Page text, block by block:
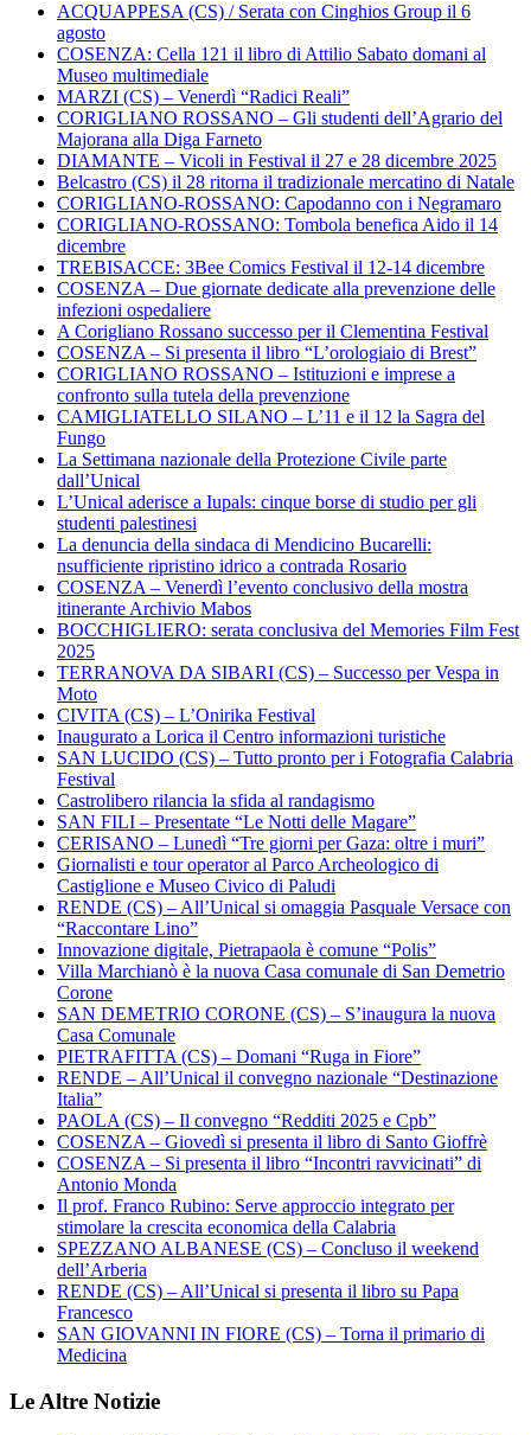
ACQUAPPESA (CS) / Serata con Cinghios Group il 6
agosto
COSENZA: Cella 121 il libro di Attilio Sabato domani al
Museo multimediale
MARZI (CS) – Venerdì “Radici Reali”
CORIGLIANO ROSSANO – Gli studenti dell’Agrario del
Majorana alla Diga Farneto
DIAMANTE – Vicoli in Festival il 27 e 28 dicembre 2025
Belcastro (CS) il 28 ritorna il tradizionale mercatino di Natale
CORIGLIANO-ROSSANO: Capodanno con i Negramaro
CORIGLIANO-ROSSANO: Tombola benefica Aido il 14
dicembre
TREBISACCE: 3Bee Comics Festival il 12-14 dicembre
COSENZA – Due giornate dedicate alla prevenzione delle
infezioni ospedaliere
A Corigliano Rossano successo per il Clementina Festival
COSENZA – Si presenta il libro “L’orologiaio di Brest”
CORIGLIANO ROSSANO – Istituzioni e imprese a
confronto sulla tutela della prevenzione
CAMIGLIATELLO SILANO – L’11 e il 12 la Sagra del
Fungo
La Settimana nazionale della Protezione Civile parte
dall’Unical
L’Unical aderisce a Iupals: cinque borse di studio per gli
studenti palestinesi
La denuncia della sindaca di Mendicino Bucarelli:
nsufficiente ripristino idrico a contrada Rosario
COSENZA – Venerdì l’evento conclusivo della mostra
itinerante Archivio Mabos
BOCCHIGLIERO: serata conclusiva del Memories Film Fest
2025
TERRANOVA DA SIBARI (CS) – Successo per Vespa in
Moto
CIVITA (CS) – L’Onirika Festival
Inaugurato a Lorica il Centro informazioni turistiche
SAN LUCIDO (CS) – Tutto pronto per i Fotografia Calabria
Festival
Castrolibero rilancia la sfida al randagismo
SAN FILI – Presentate “Le Notti delle Magare”
CERISANO – Lunedì “Tre giorni per Gaza: oltre i muri”
Giornalisti e tour operator al Parco Archeologico di
Castiglione e Museo Civico di Paludi
RENDE (CS) – All’Unical si omaggia Pasquale Versace con
“Raccontare Lino”
Innovazione digitale, Pietrapaola è comune “Polis”
Villa Marchianò è la nuova Casa comunale di San Demetrio
Corone
SAN DEMETRIO CORONE (CS) – S’inaugura la nuova
Casa Comunale
PIETRAFITTA (CS) – Domani “Ruga in Fiore”
RENDE – All’Unical il convegno nazionale “Destinazione
Italia”
PAOLA (CS) – Il convegno “Redditi 2025 e Cpb”
COSENZA – Giovedì si presenta il libro di Santo Gioffrè
COSENZA – Si presenta il libro “Incontri ravvicinati” di
Antonio Monda
Il prof. Franco Rubino: Serve approccio integrato per
stimolare la crescita economica della Calabria
SPEZZANO ALBANESE (CS) – Concluso il weekend
dell’Arberia
RENDE (CS) – All’Unical si presenta il libro su Papa
Francesco
SAN GIOVANNI IN FIORE (CS) – Torna il primario di
Medicina
Le Altre Notizie